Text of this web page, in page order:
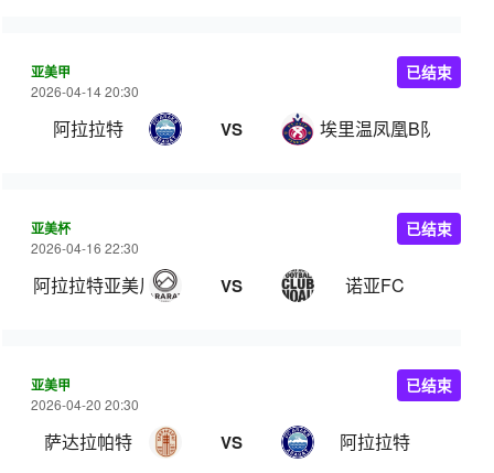
亚美甲
2026-04-14 20:30
阿拉拉特 VS 埃里温凤凰B队
已结束
亚美杯
2026-04-16 22:30
阿拉拉特亚美尼亚 VS 诺亚FC
已结束
亚美甲
2026-04-20 20:30
萨达拉帕特 VS 阿拉拉特
已结束